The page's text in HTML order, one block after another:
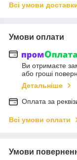
Всі умови
Умови оплати
Ви отримаєте
або гроші
Детальніше
Оплата за
Всі умови оплати
Умови